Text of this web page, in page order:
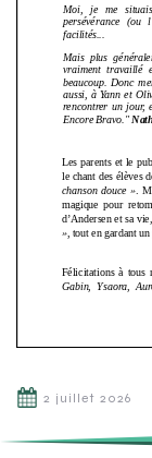
2 juillet 2026